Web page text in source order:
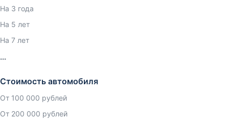
На 3 года
На 5 лет
На 7 лет
Стоимость автомобиля
От 100 000 рублей
От 200 000 рублей